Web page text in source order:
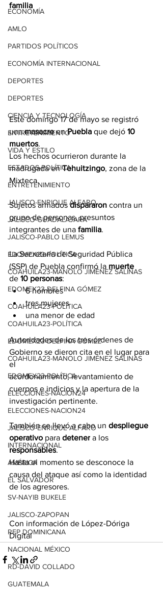
ECONOMÍA
AMLO
PARTIDOS POLÍTICOS
ECONOMÍA INTERNACIONAL
DEPORTES
DEPORTES
CIENCIA Y TECNOLOGÍA
ENTRETENIMIENTO
VIDA Y ESTILO
ESTADOS-POLÍTICA
ENTRETENIMIENTO
JALISCO-ENRIQUE ALFARO
JALISCO-GUADALAJARA
JALISCO-PABLO LEMUS
EDOMEX23-POLÍTICA
COAHUILA23-MANOLO JIMÉNEZ SALINAS
EDOMEX23-DELFINA GÓMEZ
COAHUILA23-POLÍTICA
COAHUILA23-POLÍTICA
EDOMEX23-DELFINA GÓMEZ
COAHUILA23-MANOLO JIMÉNEZ SALINAS
EDOMEX23-POLÍTICA
ELECCIONES-NACION24
ELECCIONES-NACION24
JALISCO-ENRIQUE ALFARO
INTERNACIONAL
AMÉRICA
EL SALVADOR
SV-NAYIB BUKELE
JALISCO-ZAPOPAN
REP DOMINICANA
NACIONAL MÉXICO
RD-DAVID COLLADO
GUATEMALA
familia
Este domingo 17 de mayo se registró
una masacre en Puebla que dejó 10
muertos.
Los hechos ocurrieron durante la
madrugada en Tehuitzingo, zona de la
Mixteca.
Sujetos armados dispararon contra un
grupo de personas, presuntos
integrantes de una familia.
La Secretaría de Seguridad Pública
(SSP) de Puebla confirmó la muerte
de 10 personas:
6 hombres
tres mujeres
una menor de edad
Autoridades de los tres órdenes de
Gobierno se dieron cita en el lugar para
el
acordonamiento, levantamiento de
cuerpos e indicios y la apertura de la
investigación pertinente.
También se llevó a cabo un despliegue
operativo para detener a los
responsables.
Hasta el momento se desconoce la
causa del ataque así como la identidad
de los agresores.
Con información de López-Dóriga
Digital